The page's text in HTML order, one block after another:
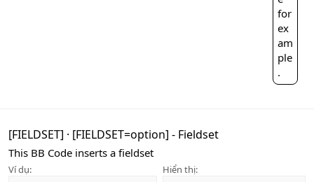
for
ex
am
ple
.
[FIELDSET] · [FIELDSET=option] - Fieldset
This BB Code inserts a fieldset
Ví dụ:
Hiển thị: